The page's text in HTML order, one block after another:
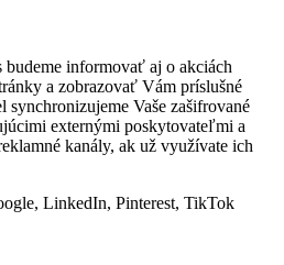
budeme informovať aj o akciách
a zobrazovať Vám príslušné
synchronizujeme Vaše zašifrované
externými poskytovateľmi a
kanály, ak už využívate ich
LinkedIn, Pinterest, TikTok